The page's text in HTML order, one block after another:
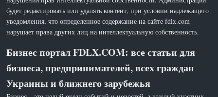
будет редактировать или удалять контент, при условии надлежащего
уведомления, что определенное содержание на сайте fdlx.com
нарушает права других лиц на интеллектуальную собственность.
Бизнес портал FDLX.COM: все статьи для
бизнеса, предпринимателей, всех граждан
Украины и ближнего зарубежья